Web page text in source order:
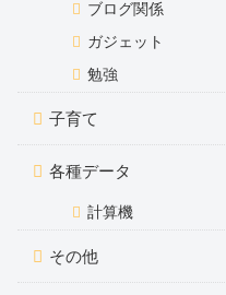
ブログ関係
ガジェット
勉強
子育て
各種データ
計算機
その他